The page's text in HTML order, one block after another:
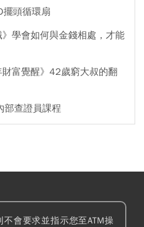
擺頭循環扇
學會如何與金錢相處，才能
富覺醒》42歲窮大叔的翻
部查證員課程
不會要求並指示您至ATM操